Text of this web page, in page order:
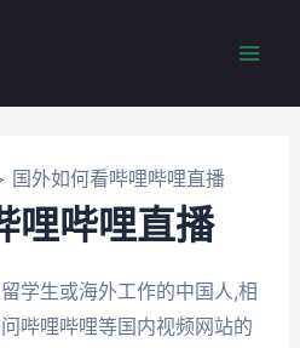
国外如何看哔哩哔哩直播
哩哔哩直播
学生或海外工作的中国人,相
哔哩哔哩等国内视频网站的